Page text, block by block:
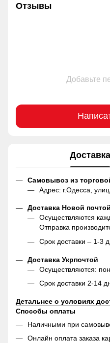
Отзывы
Добавьте
Доставка
Самовывоз из
Адрес: г.Одесса,
Доставка Новой почтой
Осуществляются
Отправка
Срок доставки – 1-3
Доставка Укрпочтой
Осуществляются:
Срок доставки 2-14
Детальнее о условиях
Способы оплаты
Наличными при
Онлайн оплата заказа